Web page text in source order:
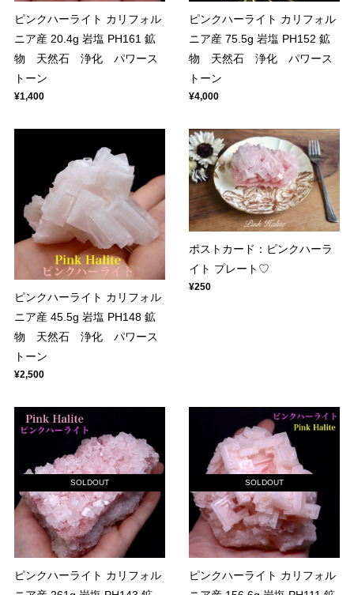
ピンクハーライト カリフォル
ニア産 20.4g 岩塩 PH161 鉱
物 天然石 浄化 パワース
トーン
¥1,400
ピンクハーライト カリフォル
ニア産 75.5g 岩塩 PH152 鉱
物 天然石 浄化 パワース
トーン
¥4,000
ピンクハーライト カリフォル
ニア産 45.5g 岩塩 PH148 鉱
物 天然石 浄化 パワース
トーン
¥2,500
ポストカード：ピンクハーラ
イト プレート♡
¥250
SOLDOUT
ピンクハーライト カリフォル
SOLDOUT
ピンクハーライト カリフォル